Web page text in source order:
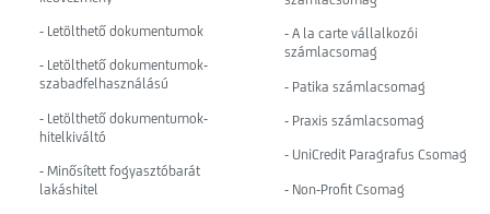
- Letölthető dokumentumok
- Letölthető dokumentumok-
szabadfelhasználású
- Letölthető dokumentumok-
hitelkiváltó
- Minősített fogyasztóbarát
lakáshitel
- A la carte vállalkozói
számlacsomag
- Patika számlacsomag
- Praxis számlacsomag
- UniCredit Paragrafus Csomag
- Non-Profit Csomag